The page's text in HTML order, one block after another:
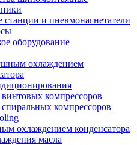
и пневмонагнетатели
оборудование
охлаждением
винтовых компрессоров
спиральных компрессоров
охлаждением конденсатора
масла